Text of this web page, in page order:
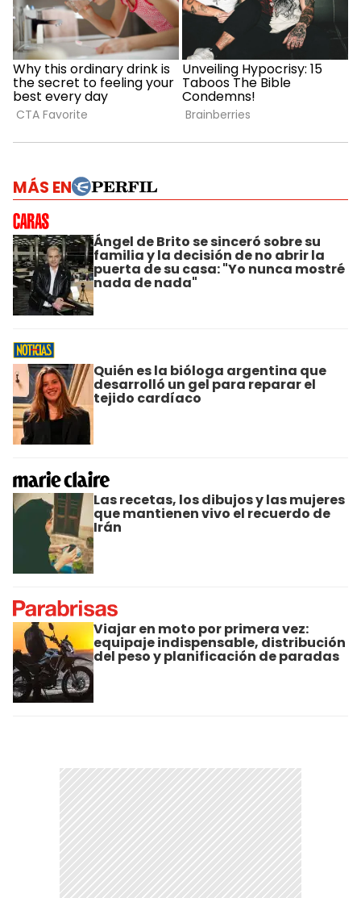
MÁS EN
Ángel de Brito se sinceró sobre su
familia y la decisión de no abrir la
puerta de su casa: "Yo nunca mostré
nada de nada"
Quién es la bióloga argentina que
desarrolló un gel para reparar el
tejido cardíaco
Las recetas, los dibujos y las mujeres
que mantienen vivo el recuerdo de
Irán
Viajar en moto por primera vez:
equipaje indispensable, distribución
del peso y planificación de paradas